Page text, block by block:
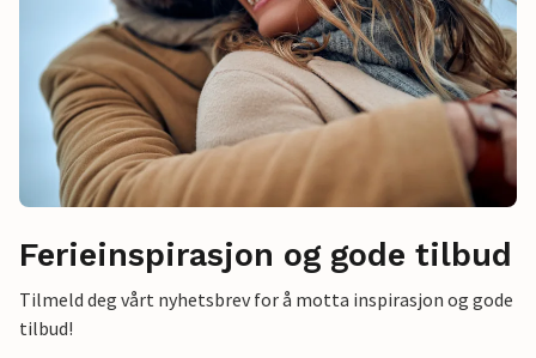
Ferieinspirasjon og gode tilbud
Tilmeld deg vårt nyhetsbrev for å motta inspirasjon og gode
tilbud!